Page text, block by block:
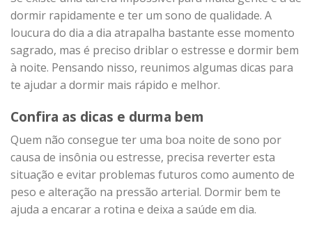
dormir rapidamente e ter um sono de qualidade. A
loucura do dia a dia atrapalha bastante esse momento
sagrado, mas é preciso driblar o estresse e dormir bem
à noite. Pensando nisso, reunimos algumas dicas para
te ajudar a dormir mais rápido e melhor.
Confira as dicas e durma bem
Quem não consegue ter uma boa noite de sono por
causa de insônia ou estresse, precisa reverter esta
situação e evitar problemas futuros como aumento de
peso e alteração na pressão arterial. Dormir bem te
ajuda a encarar a rotina e deixa a saúde em dia.